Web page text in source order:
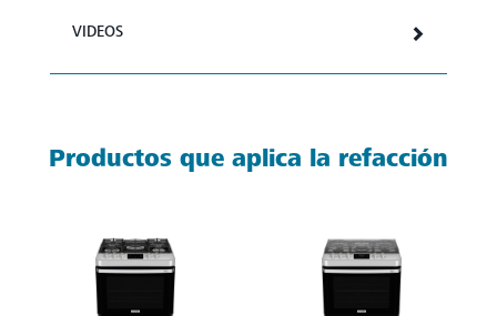
VIDEOS
Productos que aplica la refacción